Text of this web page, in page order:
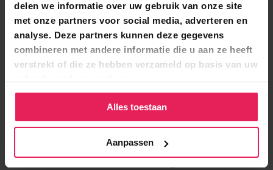
delen we informatie over uw gebruik van onze site
met onze partners voor social media, adverteren en
analyse. Deze partners kunnen deze gegevens
combineren met andere informatie die u aan ze heeft
verstrekt of die ze hebben verzameld op basis van uw
Alles toestaan
Aanpassen
Op de top heb je het beste uitzicht en is het in
één klap duidelijk waar je heen moet. Hoe
eerder je daar bent, hoe beter. Want zo moet
goede IT zijn: je staat boven op de berg, niets
belemmert het uitzicht en je kunt volledig
Waarom het “Bergmodel”?